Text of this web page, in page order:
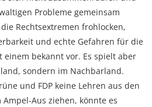
Probleme gemeinsam
Rechtsextremen frohlocken,
und echte Gefahren für die
einem bekannt vor. Es spielt aber
sondern im Nachbarland.
und FDP keine Lehren aus den
Aus ziehen, könnte es